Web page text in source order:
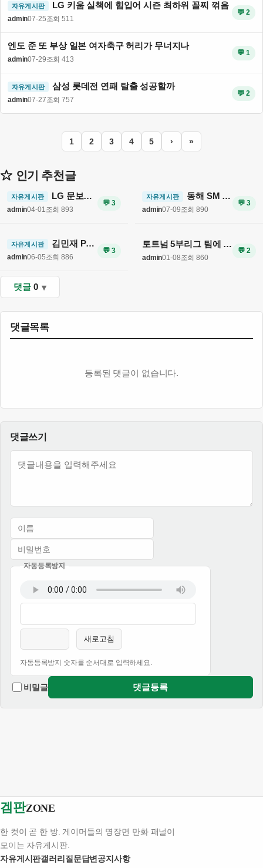
자유게시판 LG 키움 실책에 힘입어 시즌 최하위 꼴찌 꺾음
admin07-25조회 511
💬 2
엔도 준 또 부상 일본 여자축구 허리가 무너지나
admin07-29조회 413
💬 1
자유게시판 삼성 롯데전 연패 탈출 성공할까
admin07-27조회 757
💬 2
1 2 3 4 5 › »
인기 추천글
자유게시판 LG 문보경 4번타자로 빛나며 시즌 9승 1패 달성
admin04-01조회 893
💬 3
자유게시판 동해 SM 퇴사 후 몇 달 울었다고 고백해
admin07-09조회 890
💬 3
자유게시판 김민재 PSG 이적 가능성 확산
admin06-05조회 886
💬 3
토트넘 5부리그 팀에 무득점 패배 충격
admin01-08조회 860
💬 2
댓글 0
댓글목록
등록된 댓글이 없습니다.
댓글쓰기
이름필수
비밀번호필수
자동등록방지
새로고침
자동등록방지 숫자를 순서대로 입력하세요.
비밀글 댓글등록
겜판ZONE
한 컷이 곧 한 방. 게이머들의 명장면 만화 패널이
모이는 자유게시판.
자유게시판갤러리 질문답변 공지사항